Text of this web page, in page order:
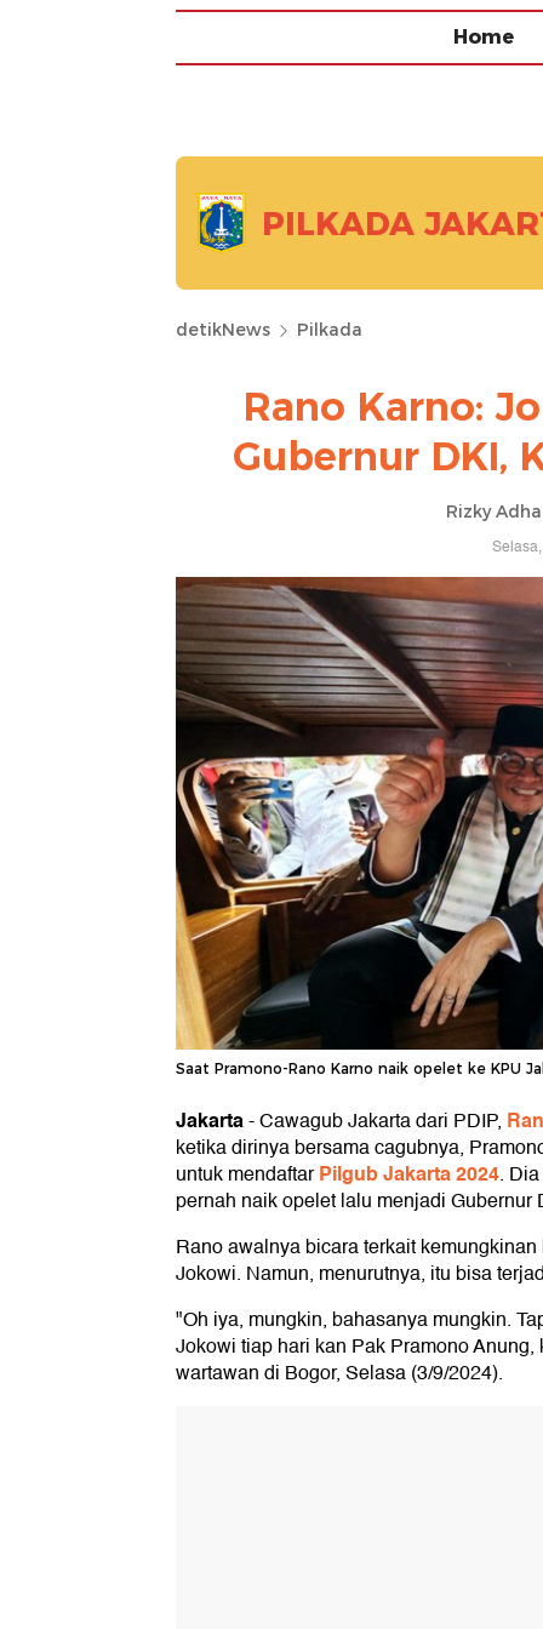
Home
PILKADA
detikNews Pilkada
Rano Karno:
Gubernur DKI,
Rizky
Saat Pramono-Rano Karno naik opelet ke KPU
Jakarta-Cawagub Jakarta dari PDIP,
ketika dirinya bersama cagubnya,
untuk mendaftarPilgub Jakarta 2024.
pernah naik opelet lalu menjadi Gubernur
Rano awalnya bicara terkait
Jokowi. Namun, menurutnya, itu bisa
"Oh iya, mungkin, bahasanya mungkin.
Jokowi tiap hari kan Pak Pramono
wartawan di Bogor, Selasa (3/9/2024).